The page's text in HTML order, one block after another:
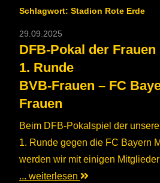
Schlagwort: Stadion Rote Erde
29.09.2025
DFB-Pokal der Frauen
1. Runde
BVB-Frauen – FC
Frauen
Beim DFB-Pokalspiel der
1. Runde gegen die FC Bayern
werden wir mit einigen
... weiterlesen